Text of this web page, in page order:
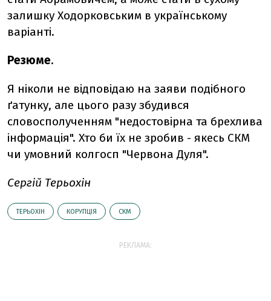
залишку Ходорковським в українському
варіанті.
Резюме.
Я ніколи не відповідаю на заяви подібного
ґатунку, але цього разу збудився
словосполученням "недостовірна та брехлива
інформація". Хто би їх не зробив - якесь СКМ
чи умовний колгосп "Червона Дуля".
Сергій Терьохін
ТЕРЬОХІН КОРУПЦІЯ СКМ
РЕКЛАМА: